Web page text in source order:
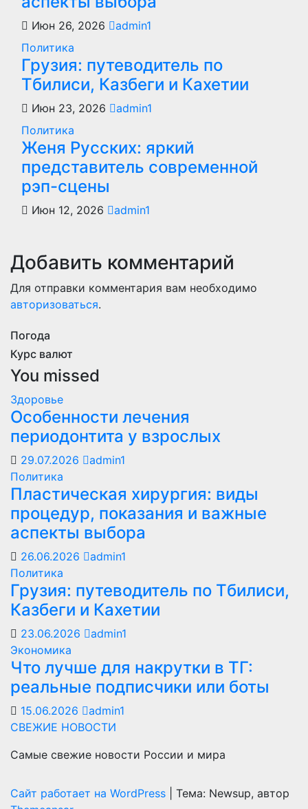
Июн 26, 2026
admin1
Политика
Грузия: путеводитель по
Тбилиси, Казбеги и Кахетии
Июн 23, 2026
admin1
Политика
Женя Русских: яркий
представитель современной
рэп-сцены
Июн 12, 2026 admin1
Добавить комментарий
Для отправки комментария вам необходимо
авторизоваться.
Погода
Курс валют
You missed
Здоровье
Особенности лечения
периодонтита у взрослых
29.07.2026
admin1
Политика
Пластическая хирургия: виды
процедур, показания и важные
аспекты выбора
26.06.2026
admin1
Политика
Грузия: путеводитель по Тбилиси,
Казбеги и Кахетии
23.06.2026
admin1
Экономика
Что лучше для накрутки в ТГ:
реальные подписчики или боты
15.06.2026
admin1
СВЕЖИЕ НОВОСТИ
Самые свежие новости России и мира
Сайт работает на WordPress
Тема: Newsup, автор